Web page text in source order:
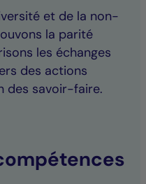
et de la non-
la parité
les échanges
des actions
des savoir-faire.